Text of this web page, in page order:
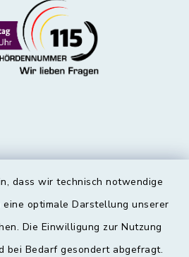
dass wir technisch notwendige
eine optimale Darstellung unserer
Die Einwilligung zur Nutzung
bei Bedarf gesondert abgefragt.
Kontakt